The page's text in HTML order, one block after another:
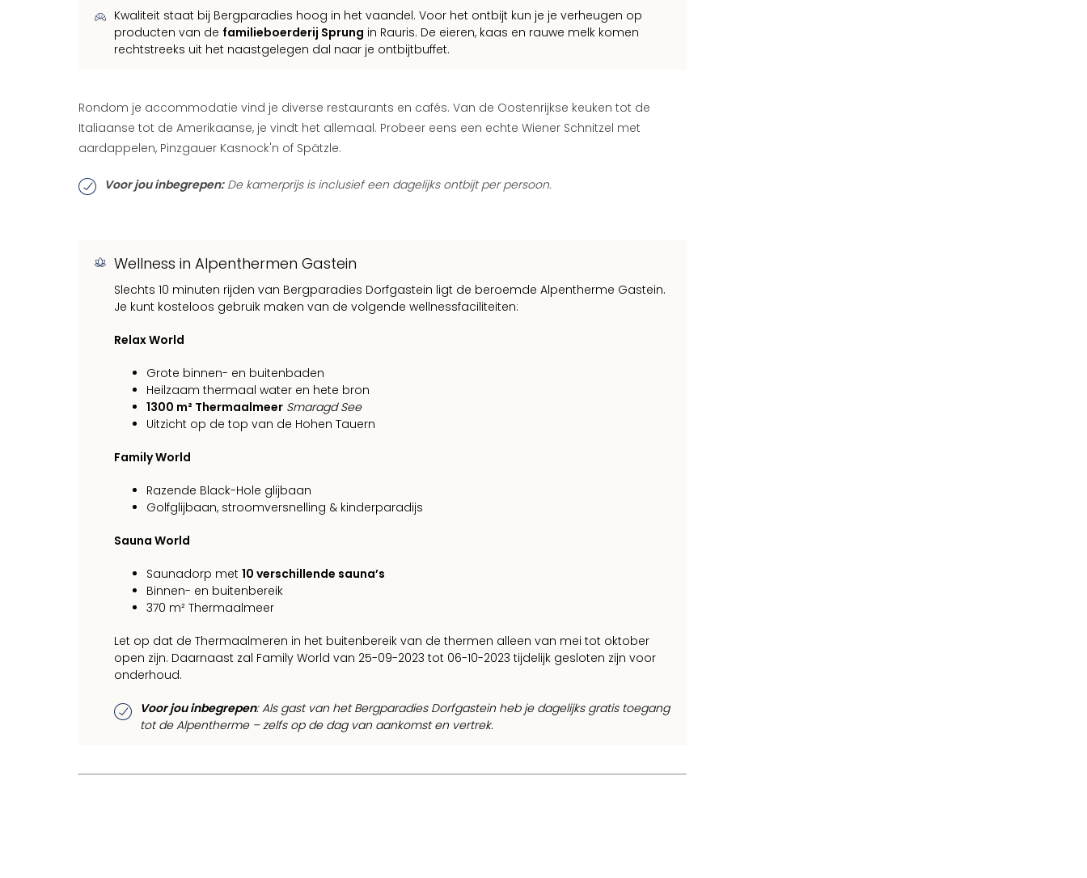
Kwaliteit staat bij Bergparadies hoog in het vaandel. Voor het ontbijt kun je je verheugen op
producten van de familieboerderij Sprung in Rauris. De eieren, kaas en rauwe melk komen
rechtstreeks uit het naastgelegen dal naar je ontbijtbuffet.
Rondom je accommodatie vind je diverse restaurants en cafés. Van de Oostenrijkse keuken tot de
Italiaanse tot de Amerikaanse, je vindt het allemaal. Probeer eens een echte Wiener Schnitzel met
aardappelen, Pinzgauer Kasnock'n of Spätzle.
Voor jou inbegrepen:De kamerprijs is inclusief een dagelijks ontbijt per persoon.
Wellness in Alpenthermen Gastein
Slechts 10 minuten rijden van Bergparadies Dorfgastein ligt de beroemde Alpentherme Gastein.
Je kunt kosteloos gebruik maken van de volgende wellnessfaciliteiten:
Relax World
Grote binnen- en buitenbaden
Heilzaam thermaal water en hete bron
1300 m² Thermaalmeer Smaragd See
Uitzicht op de top van de Hohen Tauern
Family World
Razende Black-Hole glijbaan
Golfglijbaan, stroomversnelling & kinderparadijs
Sauna World
Saunadorp met 10 verschillende sauna’s
Binnen- en buitenbereik
370 m² Thermaalmeer
Let op dat de Thermaalmeren in het buitenbereik van de thermen alleen van mei tot oktober
open zijn. Daarnaast zal Family World van 25-09-2023 tot 06-10-2023 tijdelijk gesloten zijn voor
onderhoud.
Voor jou inbegrepen: Als gast van het Bergparadies Dorfgastein heb je dagelijks gratis toegang
tot de Alpentherme – zelfs op de dag van aankomst en vertrek.